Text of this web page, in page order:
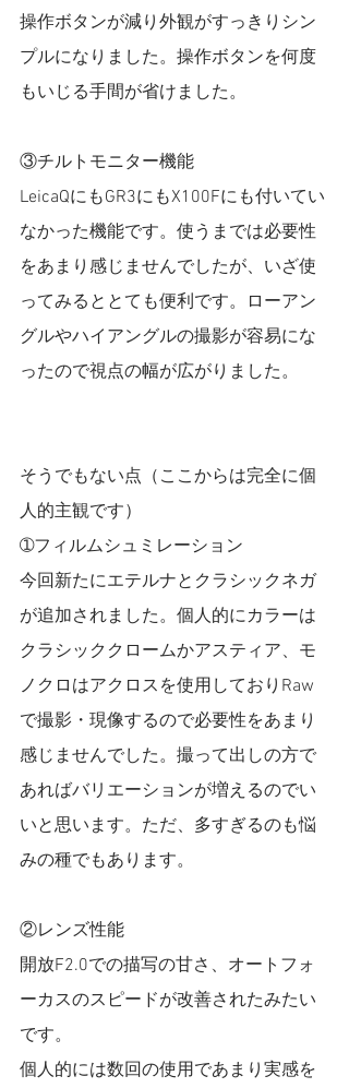
操作ボタンが減り外観がすっきりシン
プルになりました。操作ボタンを何度
もいじる手間が省けました。
③チルトモニター機能
LeicaQにもGR3にもX100Fにも付いてい
なかった機能です。使うまでは必要性
をあまり感じませんでしたが、いざ使
ってみるととても便利です。ローアン
グルやハイアングルの撮影が容易にな
ったので視点の幅が広がりました。
そうでもない点（ここからは完全に個
人的主観です）
➀フィルムシュミレーション
今回新たにエテルナとクラシックネガ
が追加されました。個人的にカラーは
クラシッククロームかアスティア、モ
ノクロはアクロスを使用しておりRaw
で撮影・現像するので必要性をあまり
感じませんでした。撮って出しの方で
あればバリエーションが増えるのでい
いと思います。ただ、多すぎるのも悩
みの種でもあります。
②レンズ性能
開放F2.0での描写の甘さ、オートフォ
ーカスのスピードが改善されたみたい
です。
個人的には数回の使用であまり実感を